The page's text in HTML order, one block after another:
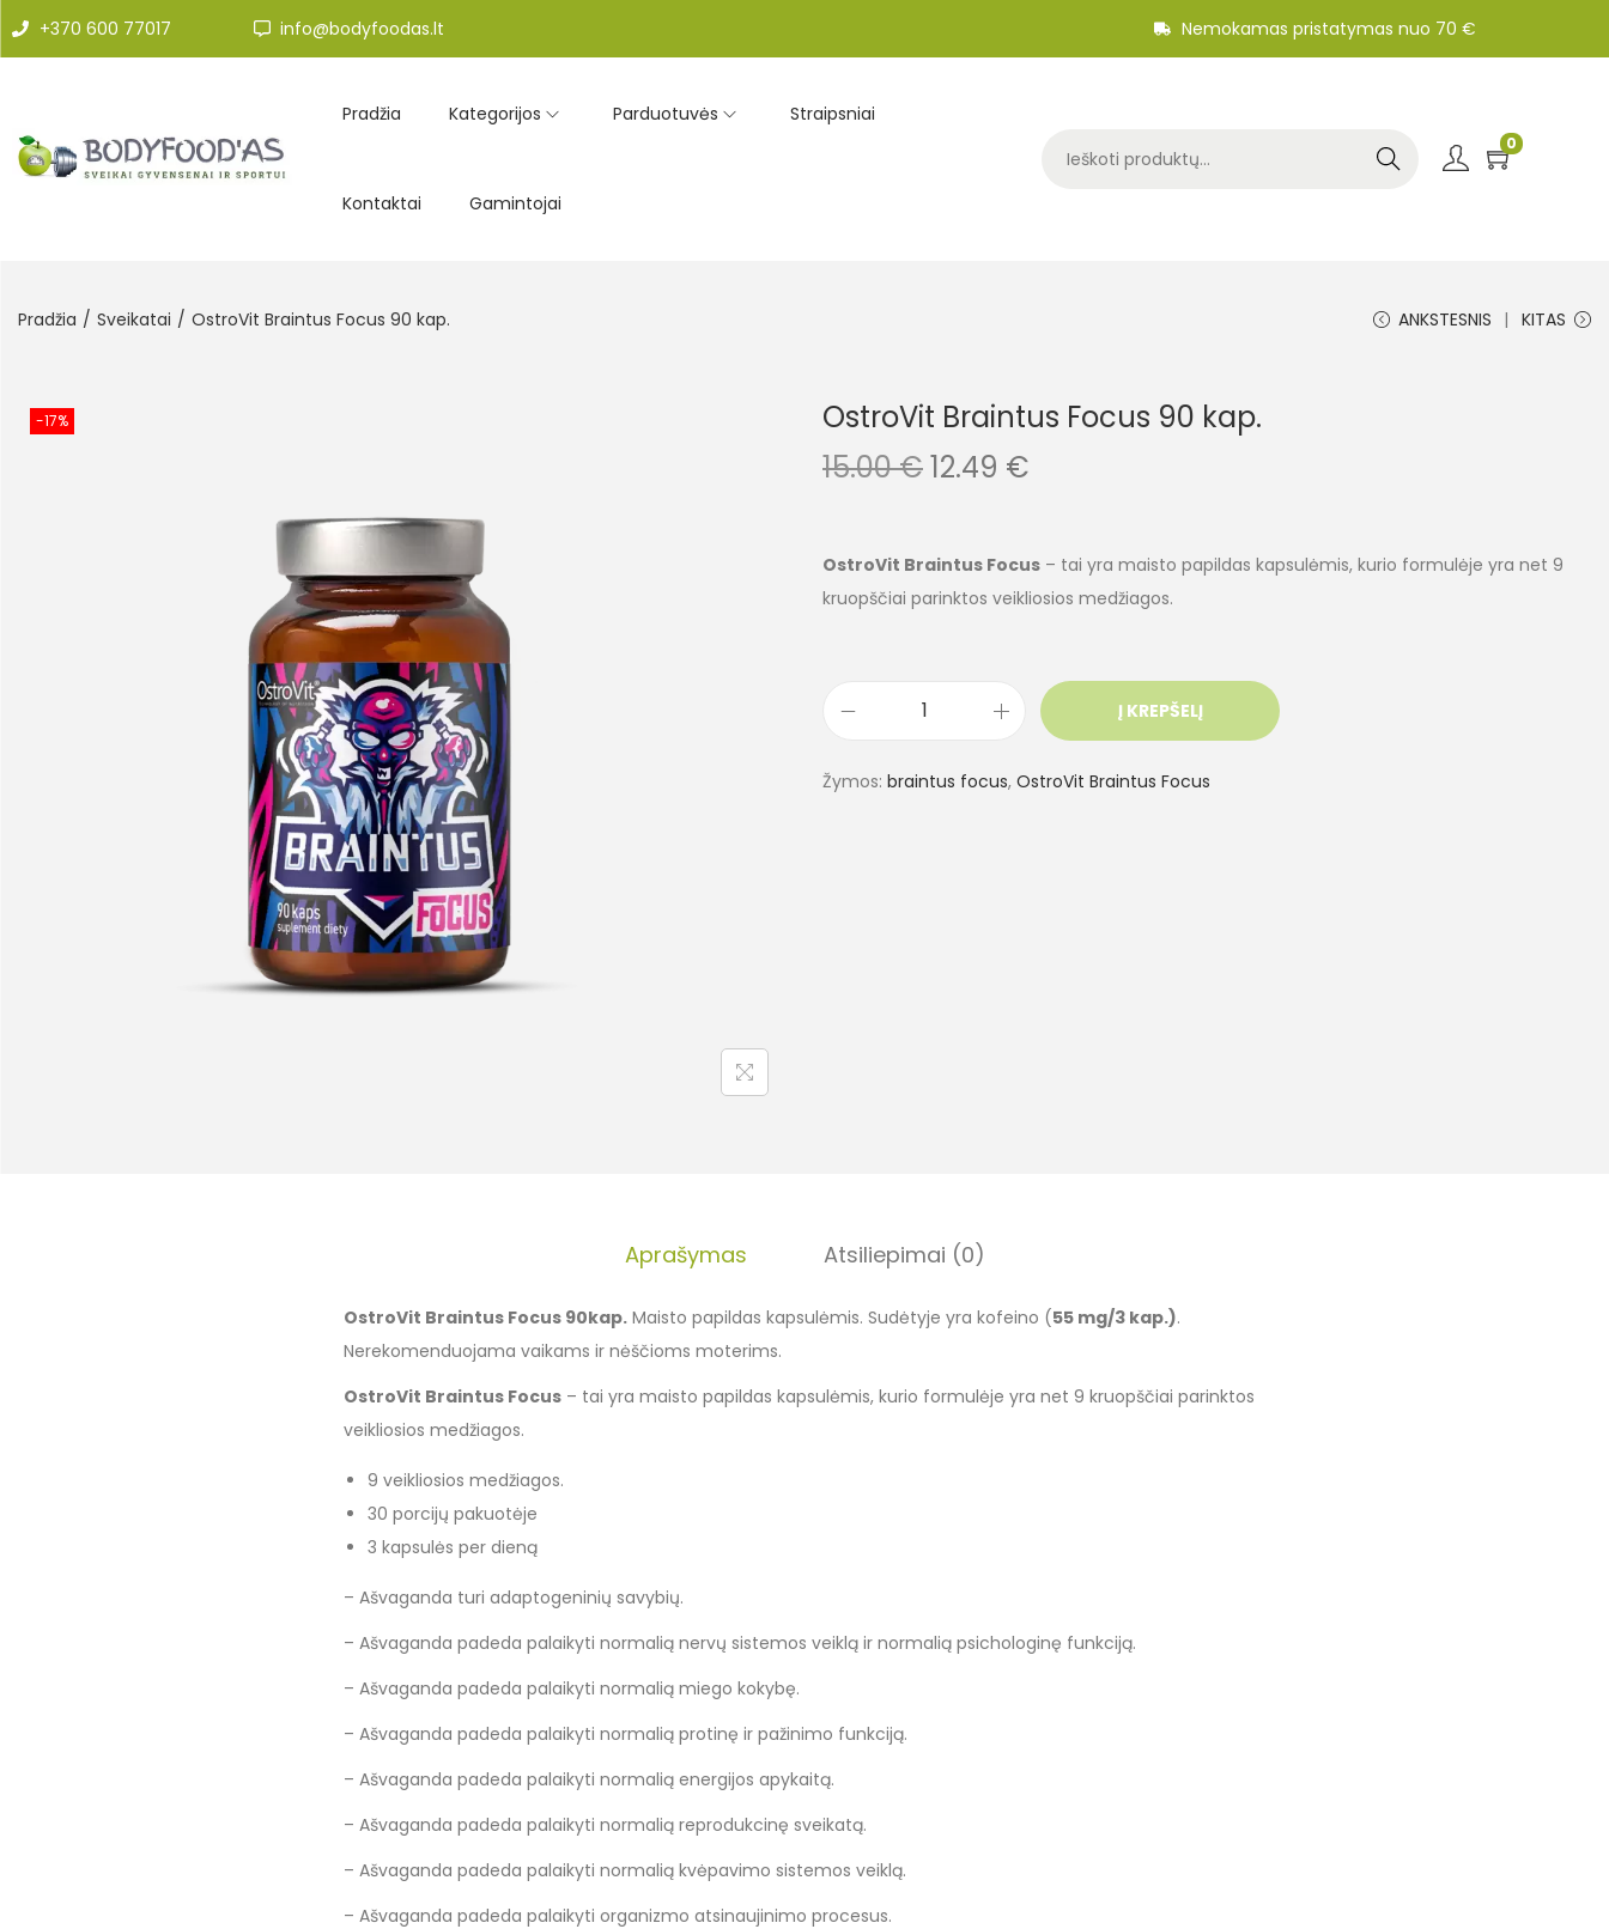
+370 600 77017 info@bodyfoodas.lt Nemokamas pristatymas nuo 70 €
Pradžia Kategorijos Parduotuvės Straipsniai
Kontaktai Gamintojai
Search
0
Pradžia / Sveikatai / OstroVit Braintus Focus 90 kap. ANKSTESNIS KITAS
-17%
OstroVit Braintus Focus 90 kap.
15.00€12.49 €
OstroVit Braintus Focus – tai yra maisto papildas kapsulėmis, kurio formulėje yra net 9
kruopščiai parinktos veikliosios medžiagos.
Į KREPŠELĮ
Žymos: braintus focus, OstroVit Braintus Focus
Aprašymas Atsiliepimai (0)
OstroVit Braintus Focus 90kap. Maisto papildas kapsulėmis. Sudėtyje yra kofeino (55 mg/3 kap.).
Nerekomenduojama vaikams ir nėščioms moterims.
OstroVit Braintus Focus – tai yra maisto papildas kapsulėmis, kurio formulėje yra net 9 kruopščiai parinktos
veikliosios medžiagos.
9 veikliosios medžiagos.
30 porcijų pakuotėje
3 kapsulės per dieną
– Ašvaganda turi adaptogeninių savybių.
– Ašvaganda padeda palaikyti normalią nervų sistemos veiklą ir normalią psichologinę funkciją.
– Ašvaganda padeda palaikyti normalią miego kokybę.
– Ašvaganda padeda palaikyti normalią protinę ir pažinimo funkciją.
– Ašvaganda padeda palaikyti normalią energijos apykaitą.
– Ašvaganda padeda palaikyti normalią reprodukcinę sveikatą.
– Ašvaganda padeda palaikyti normalią kvėpavimo sistemos veiklą.
– Ašvaganda padeda palaikyti organizmo atsinaujinimo procesus.